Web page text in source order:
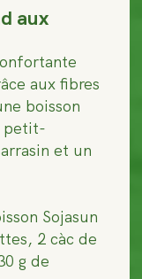
aux
aux fibres
boisson
petit-
et un
Sojasun
2 càc de
g de